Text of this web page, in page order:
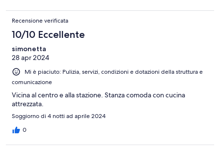
Recensione verificata
10/10 Eccellente
simonetta
28 apr 2024
Mi è piaciuto: Pulizia, servizi, condizioni e dotazioni della struttura e
comunicazione
Vicina al centro e alla stazione. Stanza comoda con cucina
attrezzata.
Soggiorno di 4 notti ad aprile 2024
0